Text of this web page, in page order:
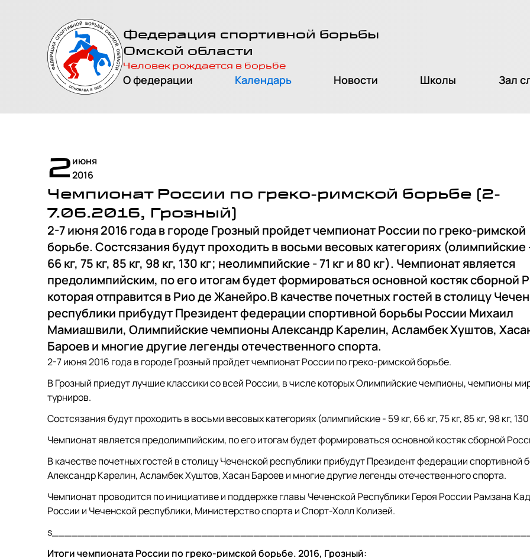
На главную
страницу
Федерация спортивной борьбы
Омской области
Человек рождается в борьбе
О федерации Календарь Новости Школы Зал
2июня
2016
Чемпионат России по греко-римской борьбе (2-
7.06.2016, Грозный)
2-7 июня 2016 года в городе Грозный пройдет чемпионат России по греко-римской
борьбе. Состсязания будут проходить в восьми весовых категориях (олимпийские
66 кг, 75 кг, 85 кг, 98 кг, 130 кг; неолимпийские - 71 кг и 80 кг). Чемпионат является
предолимпийским, по его итогам будет формироваться основной костяк сборной
которая отправится в Рио де Жанейро.В качестве почетных гостей в столицу
республики прибудут Президент федерации спортивной борьбы России Михаил
Мамиашвили, Олимпийские чемпионы Александр Карелин, Асламбек Хуштов,
Бароев и многие другие легенды отечественного спорта.
2-7 июня 2016 года в городе Грозный пройдет чемпионат России по греко-римской борьбе.
В Грозный приедут лучшие классики со всей России, в числе которых Олимпийские чемпионы, чемпионы
турниров.
Состсязания будут проходить в восьми весовых категориях (олимпийские - 59 кг, 66 кг, 75 кг, 85 кг, 98 кг,
Чемпионат является предолимпийским, по его итогам будет формироваться основной костяк сборной
В качестве почетных гостей в столицу Чеченской республики прибудут Президент федерации
Александр Карелин, Асламбек Хуштов, Хасан Бароев и многие другие легенды отечественного спорта.
Чемпионат проводится по инициативе и поддержке главы Чеченской Республики Героя России Рамзана
России и Чеченской республики, Министерство спорта и Спорт-Холл Колизей.
Итоги чемпионата России по греко-римской борьбе. 2016, Грозный: